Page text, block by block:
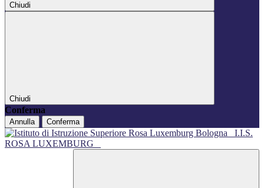
Chiudi
Chiudi
Conferma
Annulla Conferma
I.I.S.
ROSA LUXEMBURG